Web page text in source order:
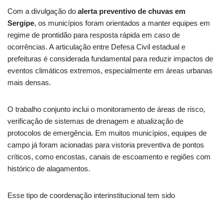
Com a divulgação do alerta preventivo de chuvas em
Sergipe, os municípios foram orientados a manter equipes em
regime de prontidão para resposta rápida em caso de
ocorrências. A articulação entre Defesa Civil estadual e
prefeituras é considerada fundamental para reduzir impactos de
eventos climáticos extremos, especialmente em áreas urbanas
mais densas.
O trabalho conjunto inclui o monitoramento de áreas de risco,
verificação de sistemas de drenagem e atualização de
protocolos de emergência. Em muitos municípios, equipes de
campo já foram acionadas para vistoria preventiva de pontos
críticos, como encostas, canais de escoamento e regiões com
histórico de alagamentos.
Esse tipo de coordenação interinstitucional tem sido